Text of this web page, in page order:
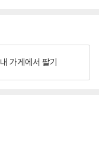
내 가게에서 팔기